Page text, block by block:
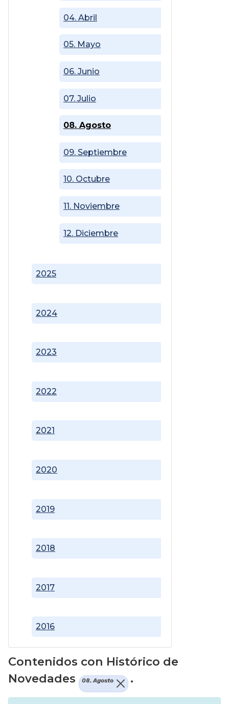
2016
2017
2018
2019
2020
2021
2022
2023
2024
2025
04. Abril
05. Mayo
06. Junio
07. Julio
08. Agosto
09. Septiembre
10. Octubre
11. Noviembre
12. Diciembre
Contenidos con Histórico de
Novedades
08. Agosto .